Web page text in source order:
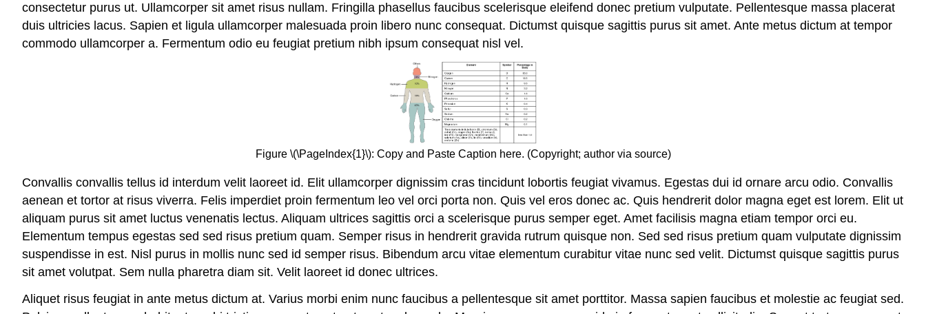
consectetur purus ut. Ullamcorper sit amet risus nullam. Fringilla phasellus faucibus scelerisque eleifend donec pretium vulputate. Pellentesque massa placerat
duis ultricies lacus. Sapien et ligula ullamcorper malesuada proin libero nunc consequat. Dictumst quisque sagittis purus sit amet. Ante metus dictum at tempor
commodo ullamcorper a. Fermentum odio eu feugiat pretium nibh ipsum consequat nisl vel.
Figure \(\PageIndex{1}\): Copy and Paste Caption here. (Copyright; author via source)
Convallis convallis tellus id interdum velit laoreet id. Elit ullamcorper dignissim cras tincidunt lobortis feugiat vivamus. Egestas dui id ornare arcu odio. Convallis
aenean et tortor at risus viverra. Felis imperdiet proin fermentum leo vel orci porta non. Quis vel eros donec ac. Quis hendrerit dolor magna eget est lorem. Elit ut
aliquam purus sit amet luctus venenatis lectus. Aliquam ultrices sagittis orci a scelerisque purus semper eget. Amet facilisis magna etiam tempor orci eu.
Elementum tempus egestas sed sed risus pretium quam. Semper risus in hendrerit gravida rutrum quisque non. Sed sed risus pretium quam vulputate dignissim
suspendisse in est. Nisl purus in mollis nunc sed id semper risus. Bibendum arcu vitae elementum curabitur vitae nunc sed velit. Dictumst quisque sagittis purus
sit amet volutpat. Sem nulla pharetra diam sit. Velit laoreet id donec ultrices.
Aliquet risus feugiat in ante metus dictum at. Varius morbi enim nunc faucibus a pellentesque sit amet porttitor. Massa sapien faucibus et molestie ac feugiat sed.